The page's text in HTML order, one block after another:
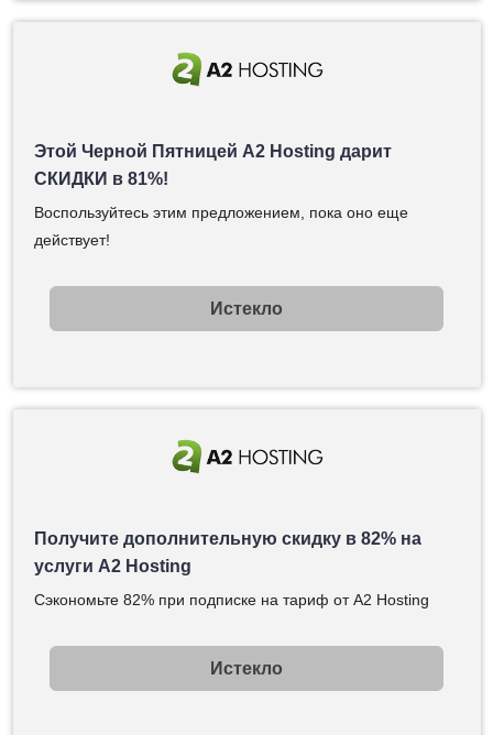
Этой Черной Пятницей A2 Hosting дарит
СКИДКИ в 81%!
Воспользуйтесь этим предложением, пока оно еще
действует!
Истекло
Получите дополнительную скидку в 82% на
услуги A2 Hosting
Сэкономьте 82% при подписке на тариф от A2 Hosting
Истекло